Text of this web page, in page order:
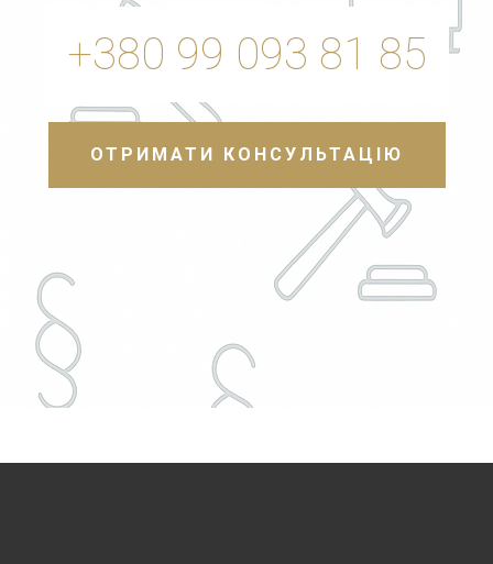
+380 99 093 81 85
ОТРИМАТИ КОНСУЛЬТАЦІЮ